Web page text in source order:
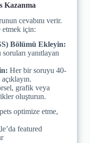
Kazanma
cevabını verir.
için:
Bölümü Ekleyin:
soruları yanıtlayan
Her bir soruyu 40-
grafik veya
oluşturun.
optimize etme,
featured